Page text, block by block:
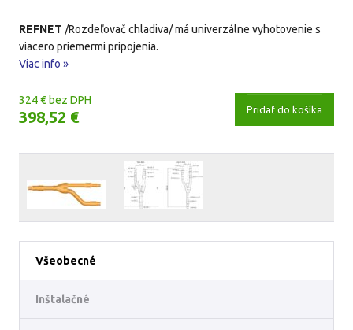
REFNET /Rozdeľovač chladiva/ má univerzálne vyhotovenie s
viacero priemermi pripojenia.
Viac info »
324 € bez DPH
398,52 € Pridať do košíka
Všeobecné
Inštalačné